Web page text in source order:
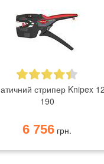
стрипер Knipex
190
6 756 грн.